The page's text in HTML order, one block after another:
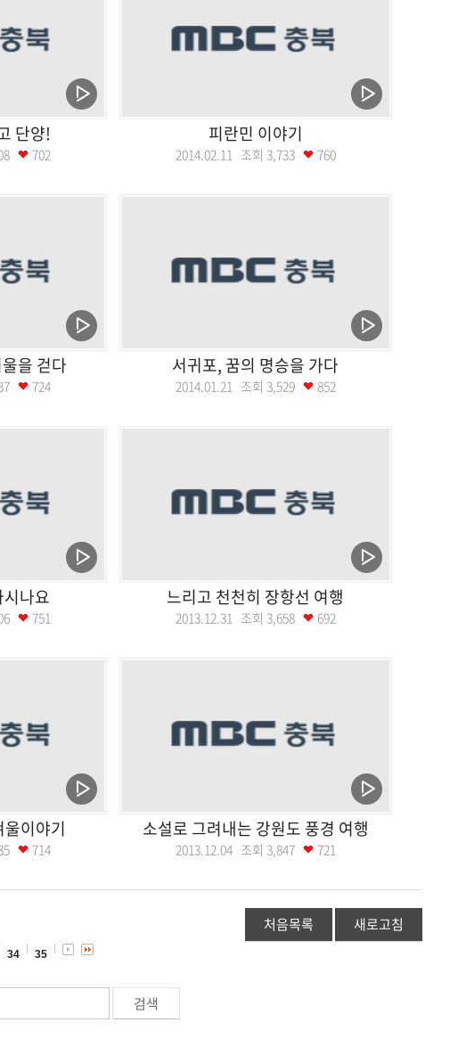
단양!
702
피란민 이야기
2014.02.11 조회 3,733 760
을 걷다
724
서귀포, 꿈의 명승을 가다
2014.01.21 조회 3,529 852
나요
751
느리고 천천히 장항선 여행
2013.12.31 조회 3,658 692
이야기
714
소설로 그려내는 강원도 풍경 여행
2013.12.04 조회 3,847 721
처음목록 새로고침
34 35